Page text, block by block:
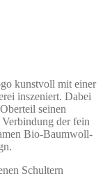
kunstvoll mit einer
inszeniert. Dabei
seinen
der fein
Bio-Baumwoll-
Schultern